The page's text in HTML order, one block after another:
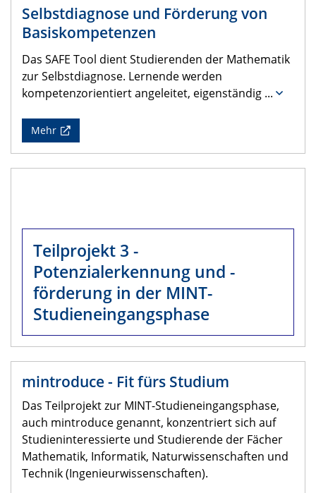
Selbstdiagnose und Förderung von
Basiskompetenzen
Das SAFE Tool dient Studierenden der Mathematik
zur Selbstdiagnose. Lernende werden
kompetenzorientiert angeleitet, eigenständig ...
Mehr
Teilprojekt 3 -
Potenzialerkennung und -
förderung in der MINT-
Studieneingangsphase
mintroduce - Fit fürs Studium
​​Das Teilprojekt zur MINT-Studieneingangsphase,
auch mintroduce genannt, konzentriert sich auf
Studieninteressierte und Studierende der Fächer
Mathematik, Informatik, Naturwissenschaften und
Technik (Ingenieurwissenschaften).